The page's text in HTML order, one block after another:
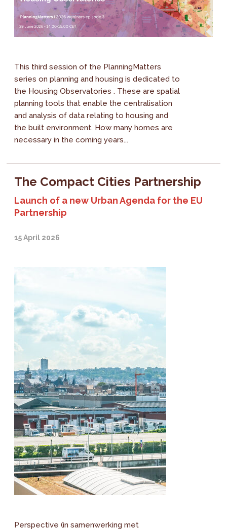
This third session of the PlanningMatters
series on planning and housing is dedicated to
the Housing Observatories . These are spatial
planning tools that enable the centralisation
and analysis of data relating to housing and
the built environment. How many homes are
necessary in the coming years...
The Compact Cities Partnership
Launch of a new Urban Agenda for the EU
Partnership
15 April 2026
Perspective (in samenwerking met